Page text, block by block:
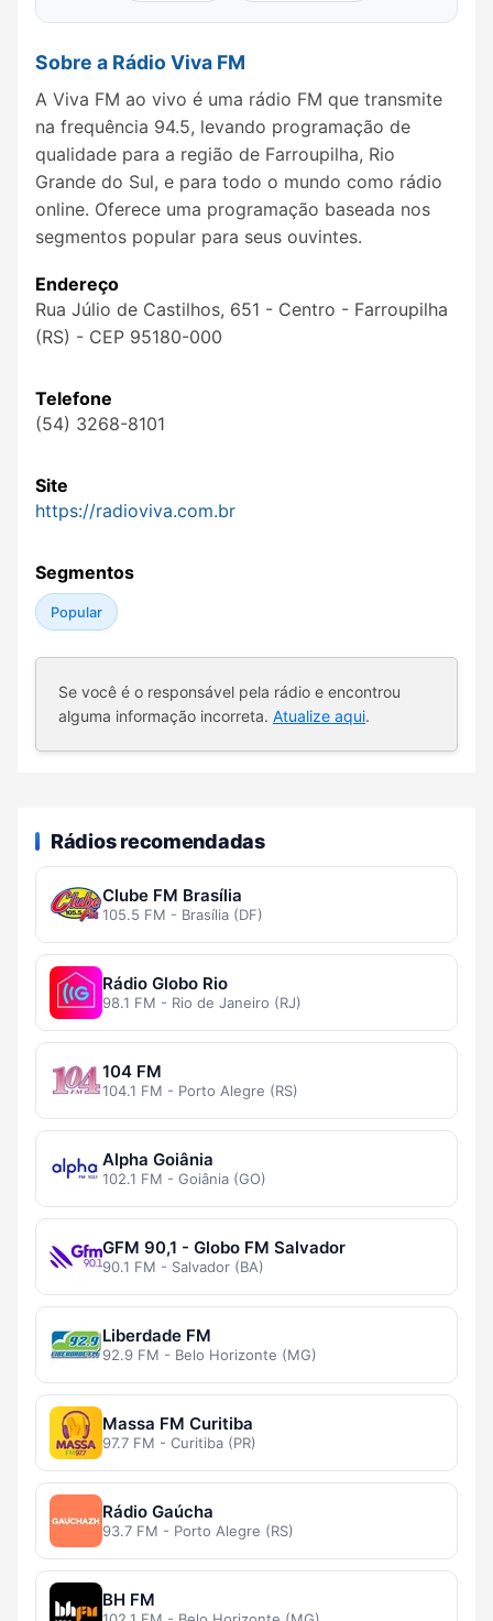
Sobre a Rádio Viva FM
A Viva FM ao vivo é uma rádio FM que transmite
na frequência 94.5, levando programação de
qualidade para a região de Farroupilha, Rio
Grande do Sul, e para todo o mundo como rádio
online. Oferece uma programação baseada nos
segmentos popular para seus ouvintes.
Endereço
Rua Júlio de Castilhos, 651 - Centro - Farroupilha
(RS) - CEP 95180-000
Telefone
(54) 3268-8101
Site
https://radioviva.com.br
Segmentos
Popular
Se você é o responsável pela rádio e encontrou
alguma informação incorreta. Atualize aqui.
Rádios recomendadas
Clube FM Brasília
105.5 FM - Brasília (DF)
Rádio Globo Rio
98.1 FM - Rio de Janeiro (RJ)
104 FM
104.1 FM - Porto Alegre (RS)
Alpha Goiânia
102.1 FM - Goiânia (GO)
GFM 90,1 - Globo FM Salvador
90.1 FM - Salvador (BA)
Liberdade FM
92.9 FM - Belo Horizonte (MG)
Massa FM Curitiba
97.7 FM - Curitiba (PR)
Rádio Gaúcha
93.7 FM - Porto Alegre (RS)
BH FM